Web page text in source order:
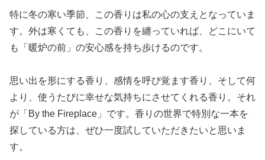
特に冬の寒い季節、この香りは私の心の支えとなっていま
す。外は寒くても、この香りを纏っていれば、どこにいて
も「暖炉の前」の安心感を持ち歩けるのです。
思い出を形にする香り、感情を呼び覚ます香り、そして何
より、使うたびに幸せな気持ちにさせてくれる香り。それ
が「By the Fireplace」です。香りの世界で特別な一本を
探している方は、ぜひ一度試していただきたいと思いま
す。